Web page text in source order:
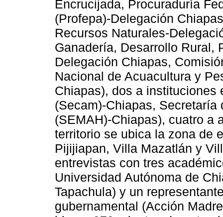
Encrucijada, Procuraduría
(Profepa)-Delegación
Recursos Naturales-
Ganadería, Desarrollo Rural,
Delegación Chiapas,
Nacional de Acuacultura y
Chiapas), dos a instituciones
(Secam)-Chiapas,
(SEMAH)-Chiapas), cuatro a
territorio se ubica la zona de
Pijijiapan, Villa Mazatlán y
entrevistas con tres
Universidad Autónoma de
Tapachula) y un
gubernamental (Acción